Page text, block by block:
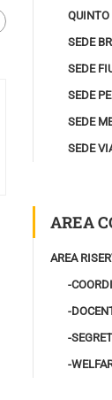
QUINTO
SEDE
SEDE
SEDE
SEDE
SEDE
AREA
AREA
-
-
-
-